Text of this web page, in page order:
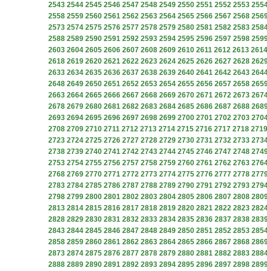
2543 2544 2545 2546 2547 2548 2549 2550 2551 2552 2553
2558 2559 2560 2561 2562 2563 2564 2565 2566 2567 2568
2573 2574 2575 2576 2577 2578 2579 2580 2581 2582 2583
2588 2589 2590 2591 2592 2593 2594 2595 2596 2597 2598
2603 2604 2605 2606 2607 2608 2609 2610 2611 2612 2613 2614
2618 2619 2620 2621 2622 2623 2624 2625 2626 2627 2628
2633 2634 2635 2636 2637 2638 2639 2640 2641 2642 2643
2648 2649 2650 2651 2652 2653 2654 2655 2656 2657 2658
2663 2664 2665 2666 2667 2668 2669 2670 2671 2672 2673
2678 2679 2680 2681 2682 2683 2684 2685 2686 2687 2688
2693 2694 2695 2696 2697 2698 2699 2700 2701 2702 2703
2708 2709 2710 2711 2712 2713 2714 2715 2716 2717 2718 2719
2723 2724 2725 2726 2727 2728 2729 2730 2731 2732 2733
2738 2739 2740 2741 2742 2743 2744 2745 2746 2747 2748
2753 2754 2755 2756 2757 2758 2759 2760 2761 2762 2763
2768 2769 2770 2771 2772 2773 2774 2775 2776 2777 2778
2783 2784 2785 2786 2787 2788 2789 2790 2791 2792 2793
2798 2799 2800 2801 2802 2803 2804 2805 2806 2807 2808
2813 2814 2815 2816 2817 2818 2819 2820 2821 2822 2823
2828 2829 2830 2831 2832 2833 2834 2835 2836 2837 2838
2843 2844 2845 2846 2847 2848 2849 2850 2851 2852 2853
2858 2859 2860 2861 2862 2863 2864 2865 2866 2867 2868
2873 2874 2875 2876 2877 2878 2879 2880 2881 2882 2883
2888 2889 2890 2891 2892 2893 2894 2895 2896 2897 2898